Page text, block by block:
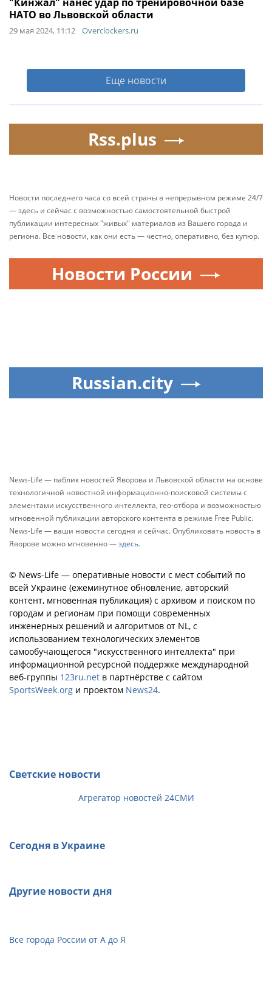
НАТО во Львовской области
29 мая 2024, 11:12 Overclockers.ru
Еще новости
Rss.plus
Новости последнего часа со всей страны в непрерывном режиме 24/7
— здесь и сейчас с возможностью самостоятельной быстрой
публикации интересных "живых" материалов из Вашего города и
региона. Все новости, как они есть — честно, оперативно, без купюр.
Новости России
Russian.city
News-Life — паблик новостей Яворова и Львовской области на основе
технологичной новостной информационно-поисковой системы с
элементами искусственного интеллекта, гео-отбора и возможностью
мгновенной публикации авторского контента в режиме Free Public.
News-Life — ваши новости сегодня и сейчас. Опубликовать новость в
Яворове можно мгновенно —здесь.
© News-Life — оперативные новости с мест событий по
всей Украине (ежеминутное обновление, авторский
контент, мгновенная публикация) с архивом и поиском по
городам и регионам при помощи современных
инженерных решений и алгоритмов от NL, с
использованием технологических элементов
самообучающегося "искусственного интеллекта" при
информационной ресурсной поддержке международной
веб-группы 123ru.net в партнёрстве с сайтом
SportsWeek.org и проектом News24.
Светские новости
Агрегатор новостей 24СМИ
Сегодня в Украине
Другие новости дня
Все города России от А до Я